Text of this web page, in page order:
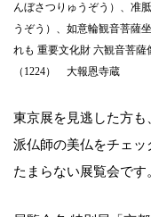
んぼさつりゅうぞう）、准
うぞう）、如意輪観音菩薩
れも 重要文化財 六観音菩
（1224） 大報恩寺蔵
東京展を見逃した方
派仏師の美仏をチェ
たまらない展覧会です